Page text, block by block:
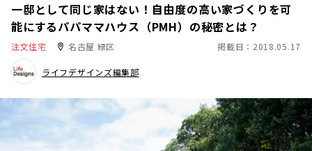
一邸として同じ家はない！自由度の高い家づくりを可
能にするパパママハウス（PMH）の秘密とは？
注文住宅 名古屋 緑区 掲載日：2018.05.17
ライフデザインズ編集部